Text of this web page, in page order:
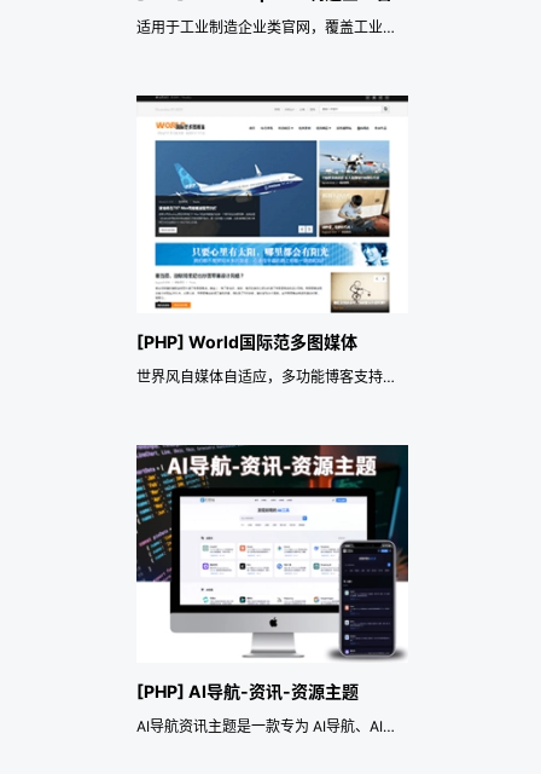
适用于工业制造企业类官网，覆盖工业制造企业、OEM/ODM 工厂、加工服务、设备能力展示、质量体系展示、工厂实力展示和询价转化官网等应用场景。主题重点提供响应式页面、预约咨询或留言询盘、前端多语言、SEO 与网站数据结构化、行业演示数据导入和展示风格配置，便于快速搭建专业官网，并持续承载品牌展示、服务或产品介绍、案例背书、资讯运营和长期获客转化。
[PHP] World国际范多图媒体
世界风自媒体自适应，多功能博客支持图集轮播，旅行风光美食相册，环球世界风情，移民留学签证|旅游风景摄影美图大片|公司企业风采展示——《益吾库》尔今作品
[PHP] AI导航-资讯-资源主题
AI导航资讯主题是一款专为 AI导航、AI工具导航、网站导航、网址导航、AI资讯教程、AI资源下载、CMS门户 等网站打造的响应式主题。支持 AI 工具、ChatGPT、DeepSeek、Claude、Midjourney、Cursor 等 AI 应用收录与展示，同时适用于 AI 资讯站、教程博客、资源下载站、网址大全、工具导航站、门户网站等多种建站场景。 主题采用现代化响应式设计，内置列表式与卡片式双展示模式，支持 SEO 优化、自定义 TDK、CMS 首页模块自由排序、专题合集、热门文章、热门导航、热门下载等丰富功能，并集成点赞、分享、打赏、举报、昼夜模式等互动体验，让您轻松搭建专业、美观、易运营的 AI 导航、资讯与资源下载网站。